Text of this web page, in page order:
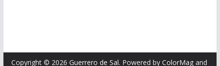
Copyright © 2026 Guerrero de Sal. Powered by ColorMagand